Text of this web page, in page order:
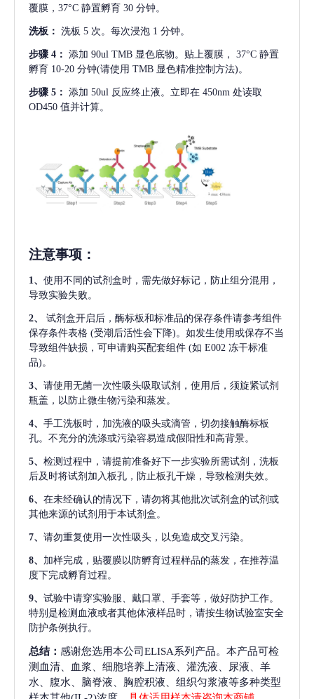
覆膜，37°C 静置孵育 30 分钟。
洗板： 洗板 5 次。每次浸泡 1 分钟。
步骤 4： 添加 90ul TMB 显色底物。贴上覆膜， 37°C 静置
孵育 10-20 分钟(请使用 TMB 显色精准控制方法)。
步骤 5： 添加 50ul 反应终止液。立即在 450nm 处读取
OD450 值并计算。
注意事项 ：
1、 使用不同的试剂盒时，需先做好标记，防止组分混用，
导致实验失败。
2、
试剂盒开启后，酶标板和标准品的保存条件请参考组件
保存条件表格 (受潮后活性会下降)。如发生使用或保存不当
导致组件缺损，可申请购买配套组件 (如 E002 冻干标准
品)。
3、 请使用无菌一次性吸头吸取试剂，使用后，须旋紧试剂
瓶盖，以防止微生物污染和蒸发。
4、 手工洗板时，加洗液的吸头或滴管，切勿接触酶标板
孔。不充分的洗涤或污染容易造成假阳性和高背景。
5、 检测过程中，请提前准备好下一步实验所需试剂，洗板
后及时将试剂加入板孔，防止板孔干燥，导致检测失效。
6、 在未经确认的情况下，请勿将其他批次试剂盒的试剂或
其他来源的试剂用于本试剂盒。
7、 请勿重复使用一次性吸头，以免造成交叉污染。
8、 加样完成，贴覆膜以防孵育过程样品的蒸发，在推荐温
度下完成孵育过程。
9、 试验中请穿实验服、戴口罩、手套等，做好防护工作。
特别是检测血液或者其他体液样品时，请按生物试验室安全
防护条例执行。
总结： 感谢您选用本公司ELISA系列产品。本产品可检
测血清、血浆、细胞培养上清液、灌洗液、尿液、羊
水、腹水、脑脊液、胸腔积液、组织匀浆液等多种类型